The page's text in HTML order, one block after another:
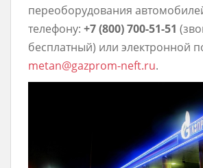
переоборудования
телефону: +7 (800) 700-51-51
бесплатный) или электронной
metan@gazprom-neft.ru.